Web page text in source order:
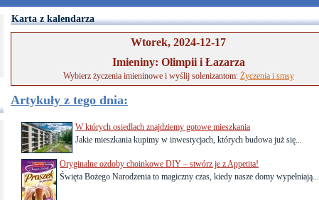
Karta z kalendarza
Wtorek, 2024-12-17
Imieniny: Olimpii i Łazarza
Wybierz życzenia imieninowe i wyślij solenizantom: Życzenia i smsy
Artykuły z tego dnia:
W których osiedlach znajdziemy gotowe mieszkania
Jakie mieszkania kupimy w inwestycjach, których budowa już się...
Oryginalne ozdoby choinkowe DIY – stwórz je z Appetita!
Święta Bożego Narodzenia to magiczny czas, kiedy nasze domy wypełniają...